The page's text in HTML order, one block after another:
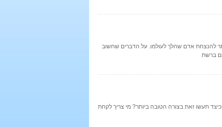
להנצחת אדם שהלך לעולמו. על הדברים שחשוב
ברשת
תעשו זאת בצורה הטובה ביותר? מי צריך לקחת